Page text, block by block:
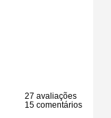
27 avaliações
15 comentários